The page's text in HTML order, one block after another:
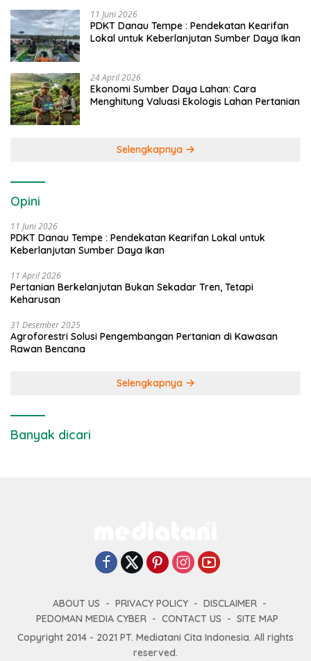
11 Juni 2026
PDKT Danau Tempe : Pendekatan Kearifan
Lokal untuk Keberlanjutan Sumber Daya Ikan
24 April 2026
Ekonomi Sumber Daya Lahan: Cara
Menghitung Valuasi Ekologis Lahan Pertanian
Selengkapnya
Opini
11 Juni 2026
PDKT Danau Tempe : Pendekatan Kearifan Lokal untuk
Keberlanjutan Sumber Daya Ikan
11 April 2026
Pertanian Berkelanjutan Bukan Sekadar Tren, Tetapi
Keharusan
31 Desember 2025
Agroforestri Solusi Pengembangan Pertanian di Kawasan
Rawan Bencana
Selengkapnya
Banyak dicari
ABOUT US PRIVACY POLICY
DISCLAIMER
PEDOMAN MEDIA CYBER
CONTACT US
SITE MAP
Copyright 2014 - 2021 PT. Mediatani Cita Indonesia. All rights
reserved.